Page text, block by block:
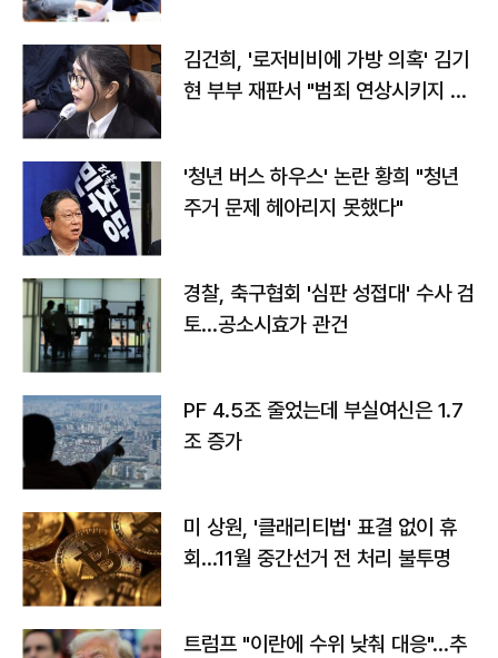
김건희, '로저비비에 가방 의혹' 김기
현 부부 재판서 "범죄 연상시키지 말
'청년 버스 하우스' 논란 황희 "청년
주거 문제 헤아리지 못했다"
경찰, 축구협회 '심판 성접대' 수사 검
토…공소시효가 관건
PF 4.5조 줄었는데 부실여신은 1.7
조 증가
미 상원, '클래리티법' 표결 없이 휴
회…11월 중간선거 전 처리 불투명
트럼프 "이란에 수위 낮춰 대응"…추